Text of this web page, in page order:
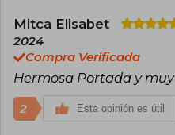
Mitca Elisabet
2024
Compra Verificada
Hermosa Portada y
2 Esta opinión es útil